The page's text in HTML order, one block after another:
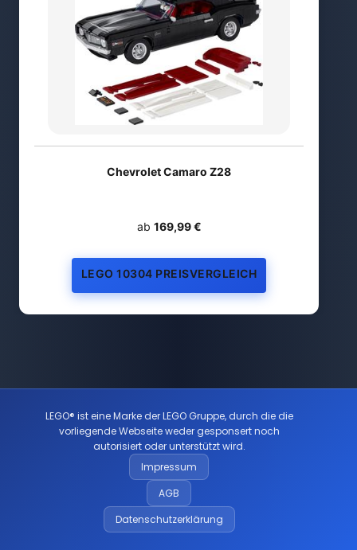
Chevrolet Camaro Z28
ab 169,99 €
LEGO 10304 PREISVERGLEICH
LEGO® ist eine Marke der LEGO Gruppe, durch die die
vorliegende Webseite weder gesponsert noch
autorisiert oder unterstützt wird.
Impressum
AGB
Datenschutzerklärung